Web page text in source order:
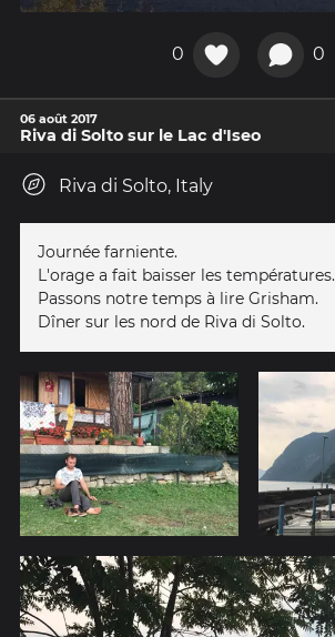
0 0
06 août 2017
Riva di Solto sur le Lac d'Iseo
Riva di Solto, Italy
Journée farniente.
L'orage a fait baisser les températures.
Passons notre temps à lire Grisham.
Dîner sur les nord de Riva di Solto.